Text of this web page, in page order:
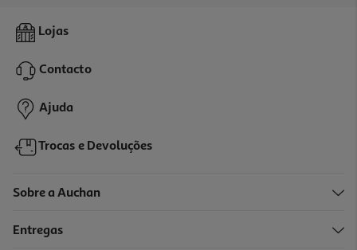
Frigorífico Combinado Qilive Q.6627 (no Frost D 185cm 323l Inox)
499,99 €
Lojas
Contacto
Ajuda
Trocas e Devoluções
Sobre a Auchan
Entregas